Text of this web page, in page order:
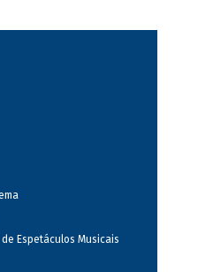
Espetáculos Musicais